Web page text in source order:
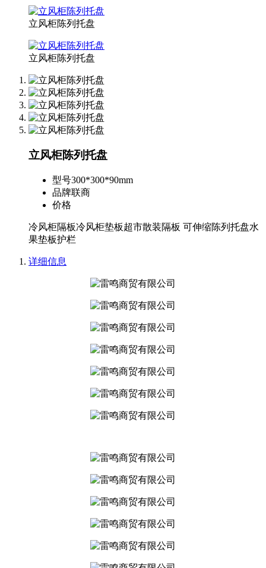
立风柜陈列托盘
立风柜陈列托盘
立风柜陈列托盘
型号300*300*90mm
品牌联商
价格
冷风柜隔板冷风柜垫板超市散装隔板 可伸缩陈列托盘水
果垫板护栏
详细信息